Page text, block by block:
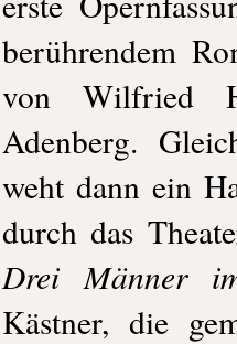
berührendem
von Wilfried
Adenberg.
weht dann ein
durch das
Drei Männer
Kästner, die